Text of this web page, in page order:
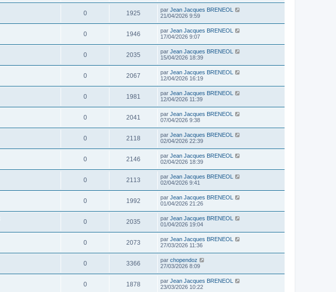
0 1925 par Jean Jacques BRENEOL
21/04/2026 9:59
0 1946 par Jean Jacques BRENEOL
17/04/2026 9:07
0 2035 par Jean Jacques BRENEOL
15/04/2026 18:39
0 2067 par Jean Jacques BRENEOL
12/04/2026 16:19
0 1981 par Jean Jacques BRENEOL
12/04/2026 11:39
0 2041 par Jean Jacques BRENEOL
07/04/2026 9:38
0 2118 par Jean Jacques BRENEOL
02/04/2026 22:39
0 2146 par Jean Jacques BRENEOL
02/04/2026 18:39
0 2113 par Jean Jacques BRENEOL
02/04/2026 9:41
0 1992 par Jean Jacques BRENEOL
01/04/2026 21:26
0 2035 par Jean Jacques BRENEOL
01/04/2026 19:04
0 2073 par Jean Jacques BRENEOL
27/03/2026 11:36
0 3366 par chopendoz
27/03/2026 8:09
0 1878 par Jean Jacques BRENEOL
23/03/2026 10:22